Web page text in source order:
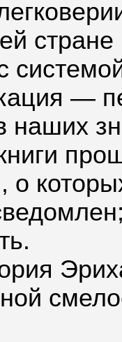
—
наших
о